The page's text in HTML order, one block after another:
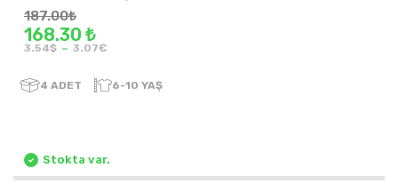
187.00₺
168.30 ₺
3.54$ - 3.07€
4 ADET 6-10 YAŞ
Stokta var.